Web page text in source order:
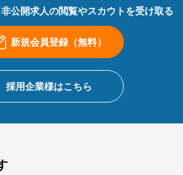
公開求人の閲覧やスカウトを受け取る
新規会員登録（無料）
採用企業様はこちら